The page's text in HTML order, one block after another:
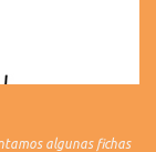
algunas fichas